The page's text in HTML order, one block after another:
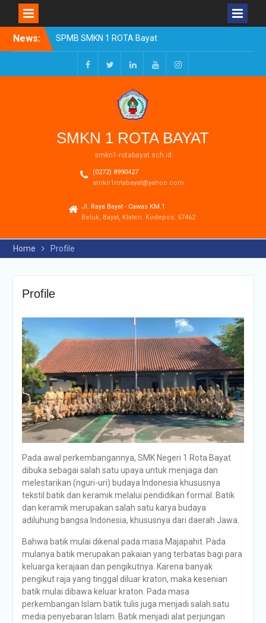
News:
SPMB SMKN 1 ROTA Bayat
Tahun Ajaran 2026/2027
Resmi Dibuka
Pengumuman Kelulusan
Tahun Ajaran 2025-2026
Realisasi Dana BOSP
Reguler Tahap 1 Tahun
FacebookTwitterLinkedInYoutubeInstagram
SMKN 1 ROTA BAYAT
smkn1-rotabayat.sch.id
(0272) 8990427
smkn1rotabayat@yahoo.com
Jl. Raya Bayat - Cawas KM.1
Beluk, Bayat, Klaten. Kodepos: 57462
Home Profile
Profile
Pada awal perkembangannya, SMK Negeri 1 Rota Bayat
dibuka sebagai salah satu upaya untuk menjaga dan
melestarikan (nguri-uri) budaya Indonesia khususnya
tekstil batik dan keramik melalui pendidikan formal. Batik
dan keramik merupakan salah satu karya budaya
adiluhung bangsa Indonesia, khususnya dari daerah Jawa.
Bahwa batik mulai dikenal pada masa Majapahit. Pada
mulanya batik merupakan pakaian yang terbatas bagi para
keluarga kerajaan dan pengikutnya. Karena banyak
pengikut raja yang tinggal diluar kraton, maka kesenian
batik mulai dibawa keluar kraton. Pada masa
perkembangan Islam batik tulis juga menjadi salah satu
media penyebaran Islam. Batik menjadi alat perjungan